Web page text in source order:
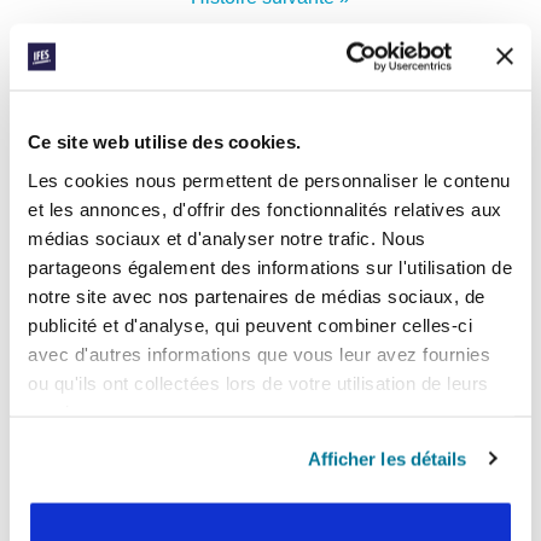
Ce site web utilise des cookies.
Les cookies nous permettent de personnaliser le contenu
et les annonces, d'offrir des fonctionnalités relatives aux
médias sociaux et d'analyser notre trafic. Nous
partageons également des informations sur l'utilisation de
notre site avec nos partenaires de médias sociaux, de
publicité et d'analyse, qui peuvent combiner celles-ci
avec d'autres informations que vous leur avez fournies
ou qu'ils ont collectées lors de votre utilisation de leurs
Afficher les détails
INSCRIVEZ-VOUS À PRAYERLINE
Nom:
Adresse e-mail:
ENVOYER
Chaque semaine, l’IFES envoie un court e-mail avec des histoires des